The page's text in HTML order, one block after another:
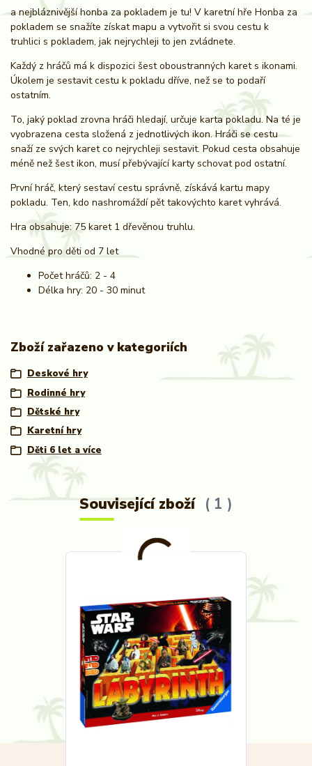
a nejbláznivější honba za pokladem je tu! V karetní hře Honba za
pokladem se snažíte získat mapu a vytvořit si svou cestu k
truhlici s pokladem, jak nejrychleji to jen zvládnete.
Každý z hráčů má k dispozici šest oboustranných karet s ikonami.
Úkolem je sestavit cestu k pokladu dříve, než se to podaří
ostatním.
To, jaký poklad zrovna hráči hledají, určuje karta pokladu. Na té je
vyobrazena cesta složená z jednotlivých ikon. Hráči se cestu
snaží ze svých karet co nejrychleji sestavit. Pokud cesta obsahuje
méně než šest ikon, musí přebývající karty schovat pod ostatní.
První hráč, který sestaví cestu správně, získává kartu mapy
pokladu. Ten, kdo nashromáždí pět takovýchto karet vyhrává.
Hra obsahuje: 75 karet 1 dřevěnou truhlu.
Vhodné pro děti od 7 let
Počet hráčů: 2 - 4
Délka hry: 20 - 30 minut
Zboží zařazeno v kategoriích
Deskové hry
Rodinné hry
Dětské hry
Karetní hry
Děti 6 let a více
Související zboží 1